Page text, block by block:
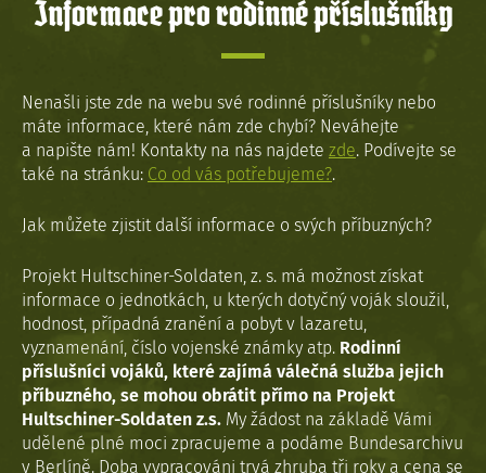
Informace pro rodinné příslušníky
Nenašli jste zde na webu své rodinné příslušníky nebo
máte informace, které nám zde chybí? Neváhejte
a napište nám! Kontakty na nás najdete zde. Podívejte se
také na stránku: Co od vás potřebujeme?.
Jak můžete zjistit další informace o svých příbuzných?
Projekt Hultschiner-Soldaten, z. s. má možnost získat
informace o jednotkách, u kterých dotyčný voják sloužil,
hodnost, případná zranění a pobyt v lazaretu,
vyznamenání, číslo vojenské známky atp. Rodinní
příslušníci vojáků, které zajímá válečná služba jejich
příbuzného, se mohou obrátit přímo na Projekt
Hultschiner-Soldaten z.s. My žádost na základě Vámi
udělené plné moci zpracujeme a podáme Bundesarchivu
v Berlíně. Doba vypracováni trvá zhruba tři roky a cena se